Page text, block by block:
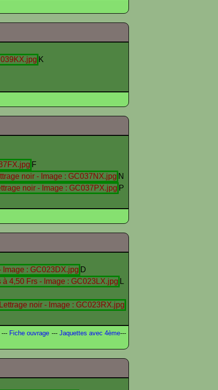
K
F
N
P
D
L
Fiche ouvrage --- Jaquettes avec 4ème---